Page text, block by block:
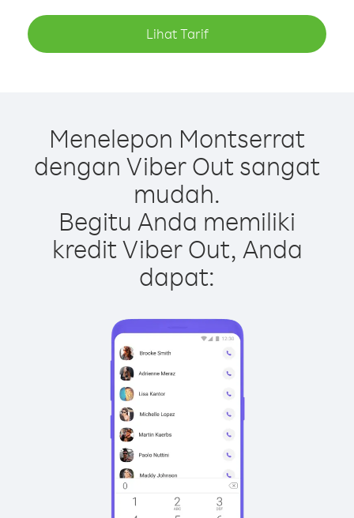
Lihat Tarif
Menelepon Montserrat
dengan Viber Out sangat
mudah.
Begitu Anda memiliki
kredit Viber Out, Anda
dapat: